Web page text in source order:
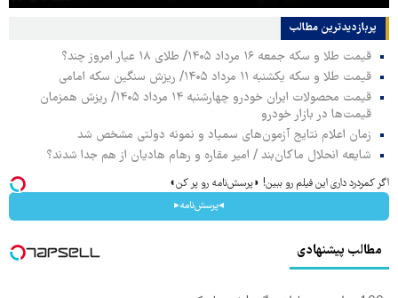
پربازدیدترین‌ مطالب
قیمت طلا و سکه جمعه ۱۶ مرداد ۱۴۰۵/ طلای ۱۸ عیار امروز چند؟
قیمت طلا و سکه یکشنبه ۱۱ مرداد ۱۴۰۵/ ریزش سنگین سکه امامی
قیمت محصولات ایران خودرو چهارشنبه ۱۴ مرداد ۱۴۰۵/ ریزش همزمان
قیمت‌ها در بازار خودرو
زمان اعلام نتایج آزمون‌های سمپاد و نمونه دولتی مشخص شد
شایعه انحلال ماکان‌بند / امیر مقاره و رهام هادیان از هم جدا شدند؟
اگر کمردرد داری این فیلم رو ببین! ◗پرسش‌نامه رو پر کن◖
◂پرسش‌نامه▸
مطالب پیشنهادی